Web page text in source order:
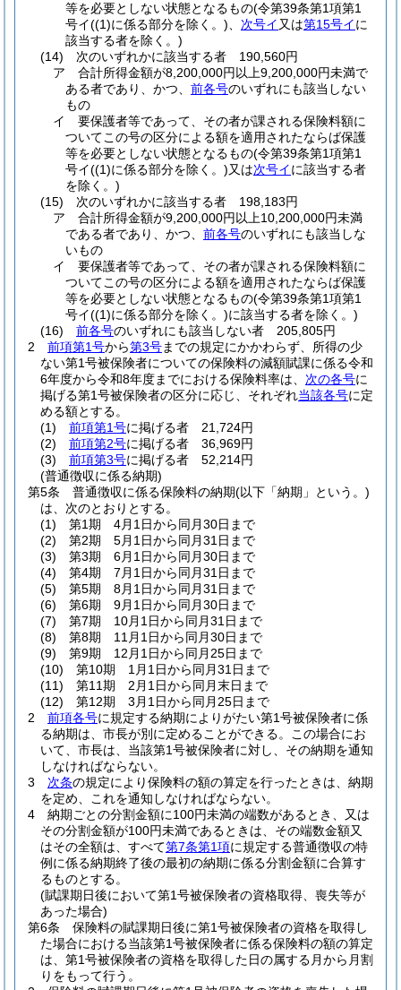
等を必要としない状態となるもの(令第39条第1項第1
号イ((1)に係る部分を除く。) 次号イ 又は第15号イに
該当する者を除く。)
(14)
次のいずれかに該当する者 190,560円
ア
合計所得金額が8,200,000円以上9,200,000円未満で
ある者であり、かつ、 前各号のいずれにも該当しない
もの
イ
要保護者等であって、その者が課される保険料額に
ついてこの号の区分による額を適用されたならば保護
等を必要としない状態となるもの(令第39条第1項第1
号イ((1)に係る部分を除く。)又は次号イに該当する者
を除く。)
(15)
次のいずれかに該当する者 198,183円
ア
合計所得金額が9,200,000円以上10,200,000円未満
である者であり、かつ、 前各号のいずれにも該当しな
いもの
イ
要保護者等であって、その者が課される保険料額に
ついてこの号の区分による額を適用されたならば保護
等を必要としない状態となるもの(令第39条第1項第1
号イ((1)に係る部分を除く。)に該当する者を除く。)
(16)
前各号のいずれにも該当しない者 205,805円
2
前項第1号から第3号までの規定にかかわらず、所得の少
ない第1号被保険者についての保険料の減額賦課に係る令和
6年度から令和8年度までにおける保険料率は、 次の各号に
掲げる第1号被保険者の区分に応じ、それぞれ当該各号に定
める額とする。
(1)
前項第1号に掲げる者 21,724円
(2)
前項第2号に掲げる者 36,969円
(3)
前項第3号に掲げる者 52,214円
(普通徴収に係る納期)
第5条
普通徴収に係る保険料の納期(以下「納期」という。)
は、次のとおりとする。
(1)
第1期 4月1日から同月30日まで
(2)
第2期 5月1日から同月31日まで
(3)
第3期 6月1日から同月30日まで
(4)
第4期 7月1日から同月31日まで
(5)
第5期 8月1日から同月31日まで
(6)
第6期 9月1日から同月30日まで
(7)
第7期 10月1日から同月31日まで
(8)
第8期 11月1日から同月30日まで
(9)
第9期 12月1日から同月25日まで
(10)
第10期 1月1日から同月31日まで
(11)
第11期 2月1日から同月末日まで
(12)
第12期 3月1日から同月25日まで
2
前項各号に規定する納期によりがたい第1号被保険者に係
る納期は、市長が別に定めることができる。
この場合にお
いて、市長は、当該第1号被保険者に対し、その納期を通知
しなければならない。
3
次条の規定により保険料の額の算定を行ったときは、納期
を定め、これを通知しなければならない。
4
納期ごとの分割金額に100円未満の端数があるとき、又は
その分割金額が100円未満であるときは、その端数金額又
はその全額は、すべて第7条第1項に規定する普通徴収の特
例に係る納期終了後の最初の納期に係る分割金額に合算す
るものとする。
(賦課期日後において第1号被保険者の資格取得、喪失等が
あった場合)
第6条
保険料の賦課期日後に第1号被保険者の資格を取得し
た場合における当該第1号被保険者に係る保険料の額の算定
は、第1号被保険者の資格を取得した日の属する月から月割
りをもって行う。